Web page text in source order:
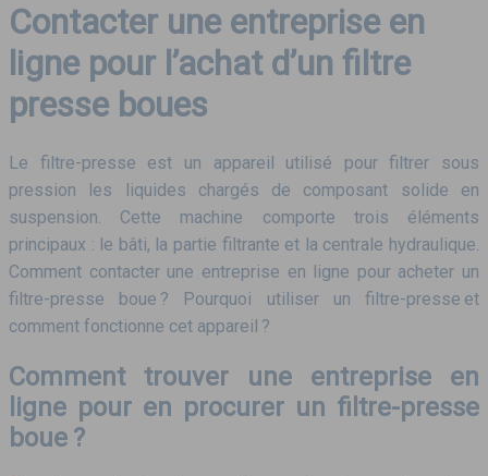
Contacter une entreprise en
ligne pour l’achat d’un filtre
presse boues
Le filtre-presse est un appareil utilisé pour filtrer sous
pression les liquides chargés de composant solide en
suspension. Cette machine comporte trois éléments
principaux : le bâti, la partie filtrante et la centrale hydraulique.
Comment contacter une entreprise en ligne pour acheter un
filtre-presse boue ? Pourquoi utiliser un filtre-presse et
comment fonctionne cet appareil ?
Comment trouver une entreprise en
ligne pour en procurer un filtre-presse
boue ?